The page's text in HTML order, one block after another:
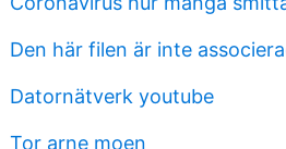
Den här filen är inte
Datornätverk youtube
Tor arne moen